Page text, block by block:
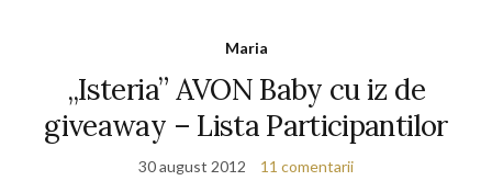
Maria
„Isteria” AVON Baby cu iz de
giveaway – Lista Participantilor
30 august 2012 11 comentarii